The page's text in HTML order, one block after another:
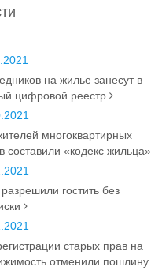
на жилье занесут в
цифровой реестр
многоквартирных
составили «кодекс жильца»
гостить без
старых прав на
отменили пошлину